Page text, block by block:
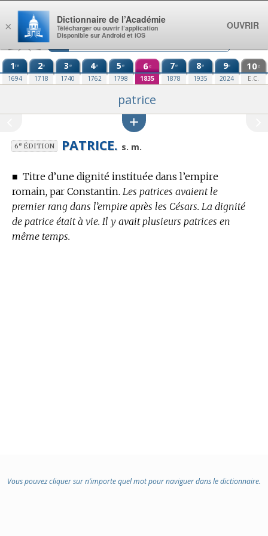
Aller au contenu
1re
1694
2e
1718
3e
1740
4e
1762
5e
1798
6e
1835
7e
1878
8e
1935
9e
2024
10e
E.C.
patrice
6eÉDITION PATRICE. s. m.
■ Titre d’une dignité instituée dans l’empire
romain, par Constantin. Les patrices avaient le
premier rang dans l’empire après les Césars. La dignité
de patrice était à vie. Il y avait plusieurs patrices en
même temps.
Vous pouvez cliquer sur n’importe quel mot pour naviguer dans le dictionnaire.
×
Dictionnaire de l’Académie
Télécharger ou ouvrir l’application
Disponible sur Android et iOS
OUVRIR